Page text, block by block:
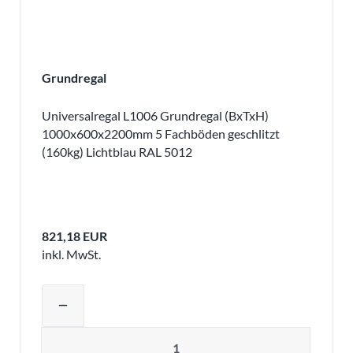
Grundregal
Universalregal L1006 Grundregal (BxTxH)
1000x600x2200mm 5 Fachböden geschlitzt
(160kg) Lichtblau RAL 5012
821,18 EUR
inkl. MwSt.
remove